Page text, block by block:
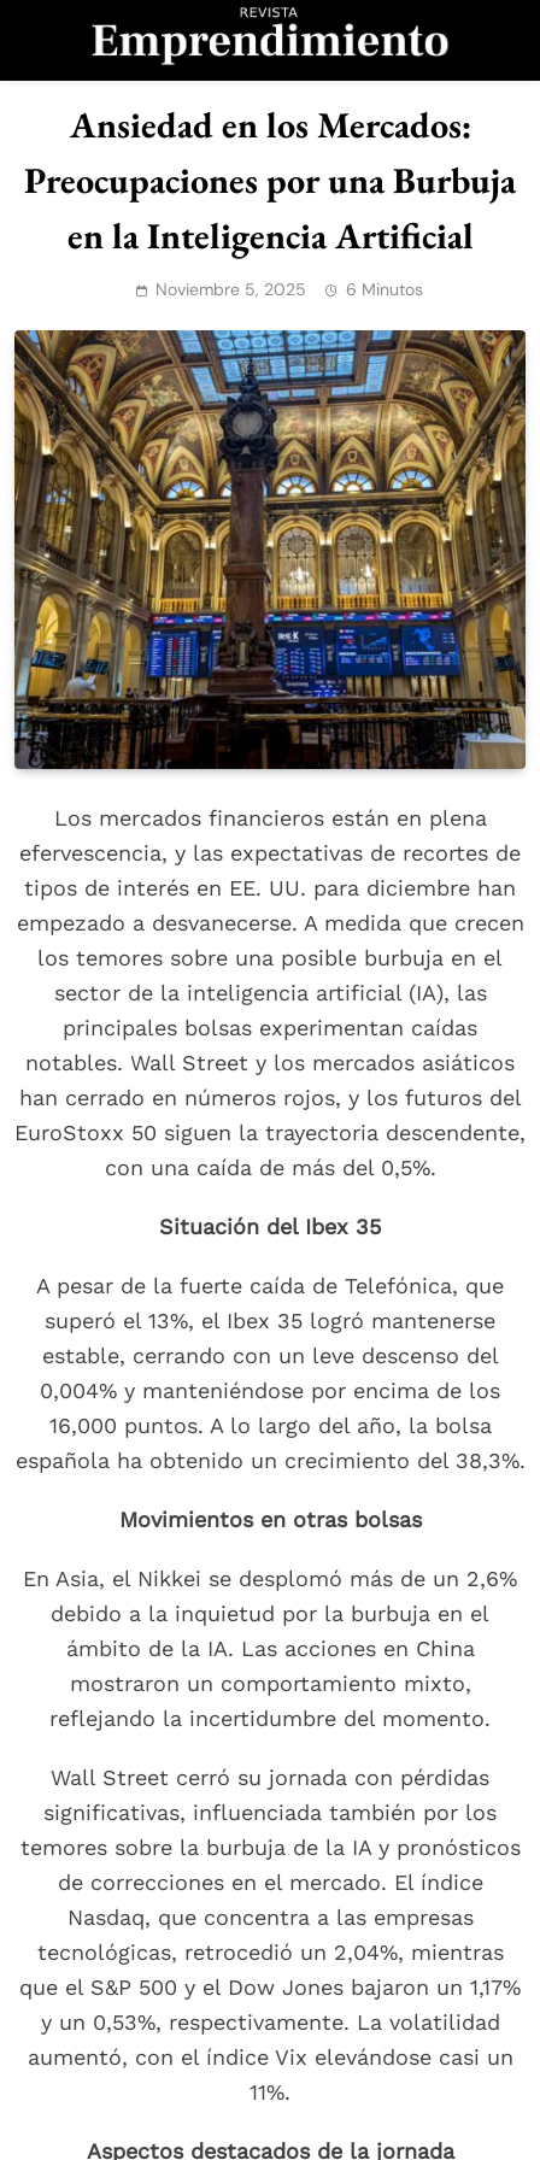
Revista
Emprendimiento
Ansiedad en los Mercados:
Preocupaciones por una Burbuja
en la Inteligencia Artificial
Noviembre 5, 2025 6 Minutos
Los mercados financieros están en plena
efervescencia, y las expectativas de recortes de
tipos de interés en EE. UU. para diciembre han
empezado a desvanecerse. A medida que crecen
los temores sobre una posible burbuja en el
sector de la inteligencia artificial (IA), las
principales bolsas experimentan caídas
notables. Wall Street y los mercados asiáticos
han cerrado en números rojos, y los futuros del
EuroStoxx 50 siguen la trayectoria descendente,
con una caída de más del 0,5%.
Situación del Ibex 35
A pesar de la fuerte caída de Telefónica, que
superó el 13%, el Ibex 35 logró mantenerse
estable, cerrando con un leve descenso del
0,004% y manteniéndose por encima de los
16,000 puntos. A lo largo del año, la bolsa
española ha obtenido un crecimiento del 38,3%.
Movimientos en otras bolsas
En Asia, el Nikkei se desplomó más de un 2,6%
debido a la inquietud por la burbuja en el
ámbito de la IA. Las acciones en China
mostraron un comportamiento mixto,
reflejando la incertidumbre del momento.
Wall Street cerró su jornada con pérdidas
significativas, influenciada también por los
temores sobre la burbuja de la IA y pronósticos
de correcciones en el mercado. El índice
Nasdaq, que concentra a las empresas
tecnológicas, retrocedió un 2,04%, mientras
que el S&P 500 y el Dow Jones bajaron un 1,17%
y un 0,53%, respectivamente. La volatilidad
aumentó, con el índice Vix elevándose casi un
11%.
Aspectos destacados de la jornada